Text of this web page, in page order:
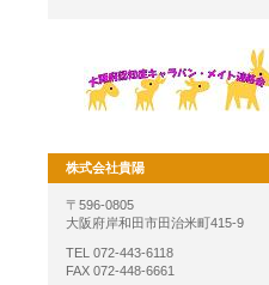
株式会社貴陽
〒596-0805
大阪府岸和田市田治米町415-9
TEL 072-443-6118
FAX 072-448-6661